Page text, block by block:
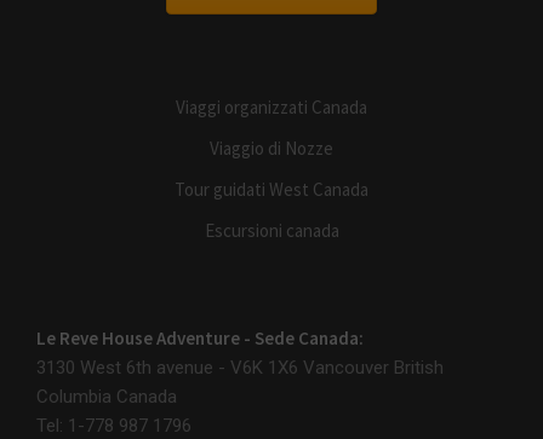
Viaggi organizzati Canada
Viaggio di Nozze
Tour guidati West Canada
Escursioni canada
Le Reve House Adventure - Sede Canada:
3130 West 6th avenue - V6K 1X6 Vancouver British
Columbia Canada
Tel: 1-778 987 1796